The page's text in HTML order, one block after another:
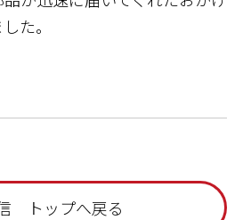
た。
トップへ戻る